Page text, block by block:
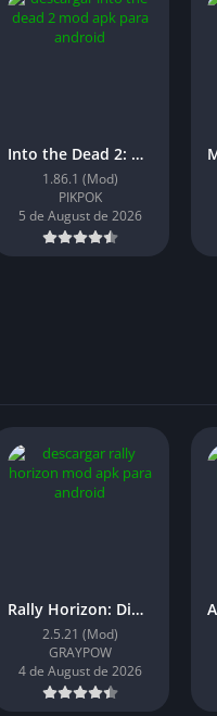
Into the Dead 2: Dinero Infinito
1.86.1 (Mod)
PIKPOK
5 de August de 2026
Rally Horizon: Dinero Infinito
2.5.21 (Mod)
GRAYPOW
4 de August de 2026